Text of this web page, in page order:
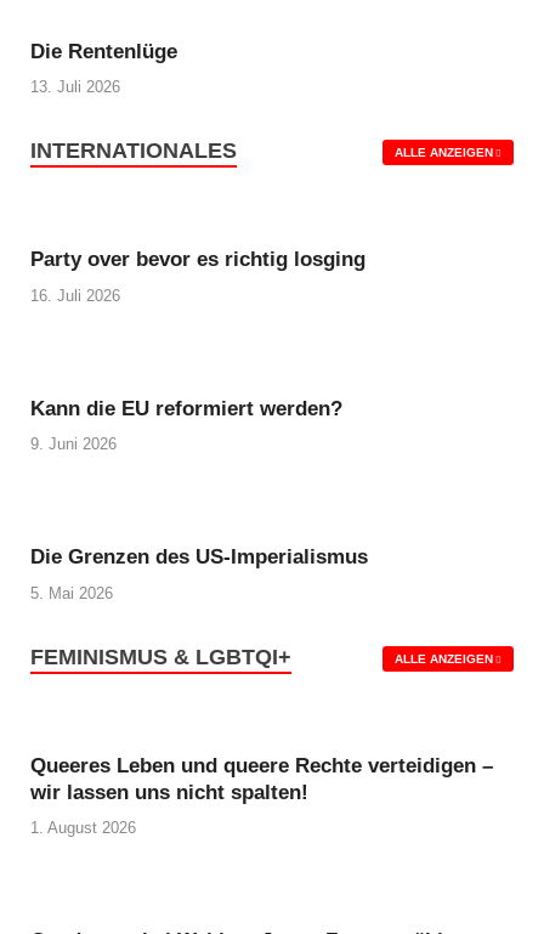
Die Rentenlüge
13. Juli 2026
INTERNATIONALES ALLE ANZEIGEN
Party over bevor es richtig losging
16. Juli 2026
Kann die EU reformiert werden?
9. Juni 2026
Die Grenzen des US-Imperialismus
5. Mai 2026
FEMINISMUS & LGBTQI+ ALLE ANZEIGEN
Queeres Leben und queere Rechte verteidigen –
wir lassen uns nicht spalten!
1. August 2026